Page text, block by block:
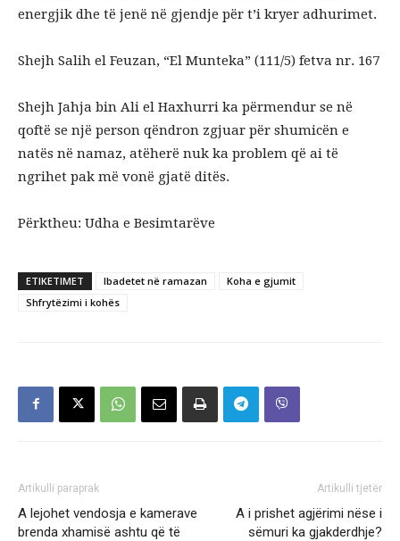
energjik dhe të jenë në gjendje për t’i kryer adhurimet.
Shejh Salih el Feuzan, “El Munteka” (111/5) fetva nr. 167
Shejh Jahja bin Ali el Haxhurri ka përmendur se në
qoftë se një person qëndron zgjuar për shumicën e
natës në namaz, atëherë nuk ka problem që ai të
ngrihet pak më vonë gjatë ditës.
Përktheu: Udha e Besimtarëve
ETIKETIMET Ibadetet në ramazan
Koha e gjumit
Shfrytëzimi i kohës
Artikulli paraprak
A lejohet vendosja e kamerave
brenda xhamisë ashtu që të
Artikulli tjetër
A i prishet agjërimi nëse i
sëmuri ka gjakderdhje?